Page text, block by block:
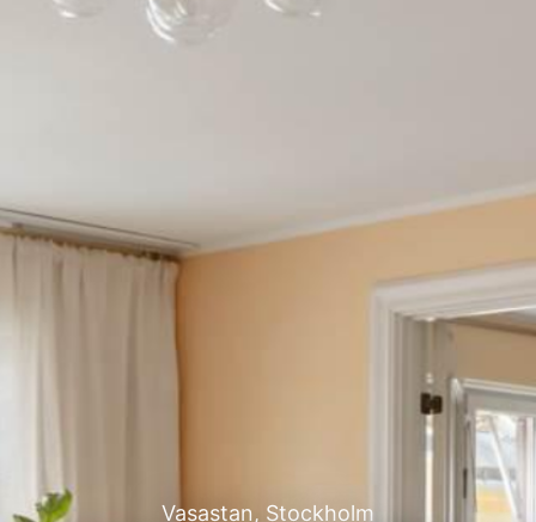
Vasastan, Stockholm